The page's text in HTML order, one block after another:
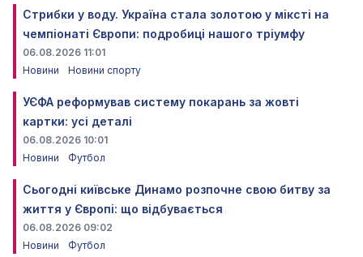
Стрибки у воду. Україна стала золотою у міксті на
чемпіонаті Європи: подробиці нашого тріумфу
06.08.2026 11:01
Новини
Новини спорту
УЄФА реформував систему покарань за жовті
картки: усі деталі
06.08.2026 10:01
Новини
Футбол
Сьогодні київське Динамо розпочне свою битву за
життя у Європі: що відбувається
06.08.2026 09:02
Новини
Футбол